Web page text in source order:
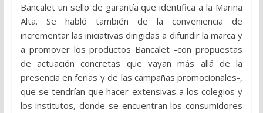
Bancalet un sello de garantía que identifica a la Marina
Alta. Se habló también de la conveniencia de
incrementar las iniciativas dirigidas a difundir la marca y
a promover los productos Bancalet -con propuestas
de actuación concretas que vayan más allá de la
presencia en ferias y de las campañas promocionales-,
que se tendrían que hacer extensivas a los colegios y
los institutos, donde se encuentran los consumidores